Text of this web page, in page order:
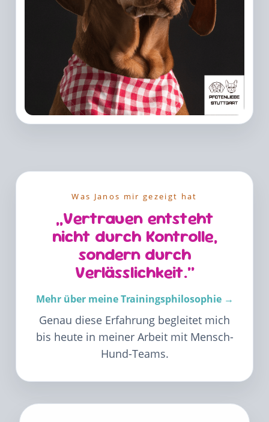
Was Janos mir gezeigt hat
„Vertrauen entsteht
nicht durch Kontrolle,
sondern durch
Verlässlichkeit.“
Mehr über meine Trainingsphilosophie →
Genau diese Erfahrung begleitet mich
bis heute in meiner Arbeit mit Mensch-
Hund-Teams.